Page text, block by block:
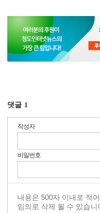
댓글 1
작성자
비밀번호